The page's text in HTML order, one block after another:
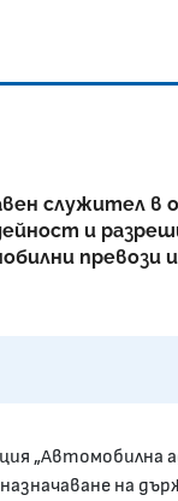
служител в
и
превози
„Автомобилна
на